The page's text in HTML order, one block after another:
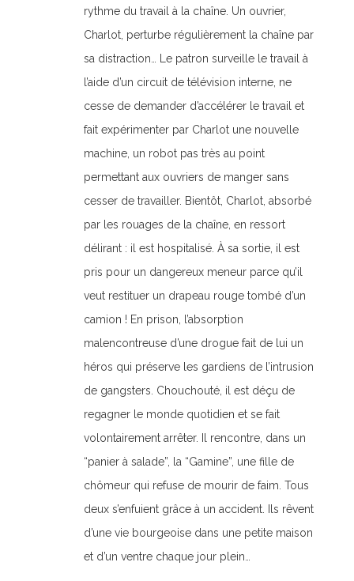
rythme du travail à la chaîne. Un ouvrier,
Charlot, perturbe régulièrement la chaîne par
sa distraction… Le patron surveille le travail à
l’aide d’un circuit de télévision interne, ne
cesse de demander d’accélérer le travail et
fait expérimenter par Charlot une nouvelle
machine, un robot pas très au point
permettant aux ouvriers de manger sans
cesser de travailler. Bientôt, Charlot, absorbé
par les rouages de la chaîne, en ressort
délirant : il est hospitalisé. À sa sortie, il est
pris pour un dangereux meneur parce qu’il
veut restituer un drapeau rouge tombé d’un
camion ! En prison, l’absorption
malencontreuse d’une drogue fait de lui un
héros qui préserve les gardiens de l’intrusion
de gangsters. Chouchouté, il est déçu de
regagner le monde quotidien et se fait
volontairement arrêter. Il rencontre, dans un
“panier à salade”, la “Gamine”, une fille de
chômeur qui refuse de mourir de faim. Tous
deux s’enfuient grâce à un accident. Ils rêvent
d’une vie bourgeoise dans une petite maison
et d’un ventre chaque jour plein…